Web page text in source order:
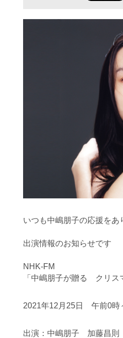
いつも中嶋朋子の応援をあ
出演情報のお知らせです
NHK-FM
「中嶋朋子が贈る クリス
2021年12月25日 午前0時
出演：中嶋朋子 加藤昌